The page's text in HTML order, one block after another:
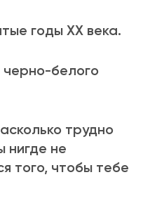
годы ХХ века.
черно-белого
трудно
нигде не
того, чтобы тебе